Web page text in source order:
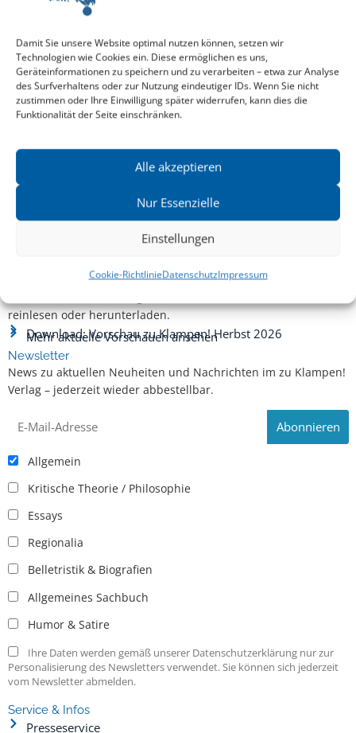
Damit Sie unsere Website optimal nutzen können, setzen wir
Technologien wie Cookies ein. Diese ermöglichen es uns,
Geräteinformationen zu speichern und zu verarbeiten – etwa zur Analyse
des Surfverhaltens oder zur Nutzung eindeutiger IDs. Wenn Sie nicht
zustimmen oder Ihre Einwilligung später widerrufen, kann dies die
Funktionalität der Seite einschränken.
Alle akzeptieren
Nur Essenzielle
Einstellungen
Cookie-RichtlinieDatenschutzImpressum
ACHATZ VON MÜLLER
Dem blauen Kammerherrn
Sehr vermischte Beiträge über das 18.
Jahrhundert
Entdecken Sie das aktuelle zu-Klampen!-Verlagsprogramm.
reinlesen oder herunterladen.
Download: Vorschau zu Klampen! Herbst 2026
Mehr aktuelle Vorschauen ansehen
Newsletter
News zu aktuellen Neuheiten und Nachrichten im zu Klampen!
Verlag – jederzeit wieder abbestellbar.
Allgemein
Kritische Theorie / Philosophie
Essays
Regionalia
Belletristik & Biografien
Allgemeines Sachbuch
Humor & Satire
Ihre Daten werden gemäß unserer Datenschutzerklärung nur zur
Personalisierung des Newsletters verwendet. Sie können sich jederzeit
vom Newsletter abmelden.
Service & Infos
Presseservice